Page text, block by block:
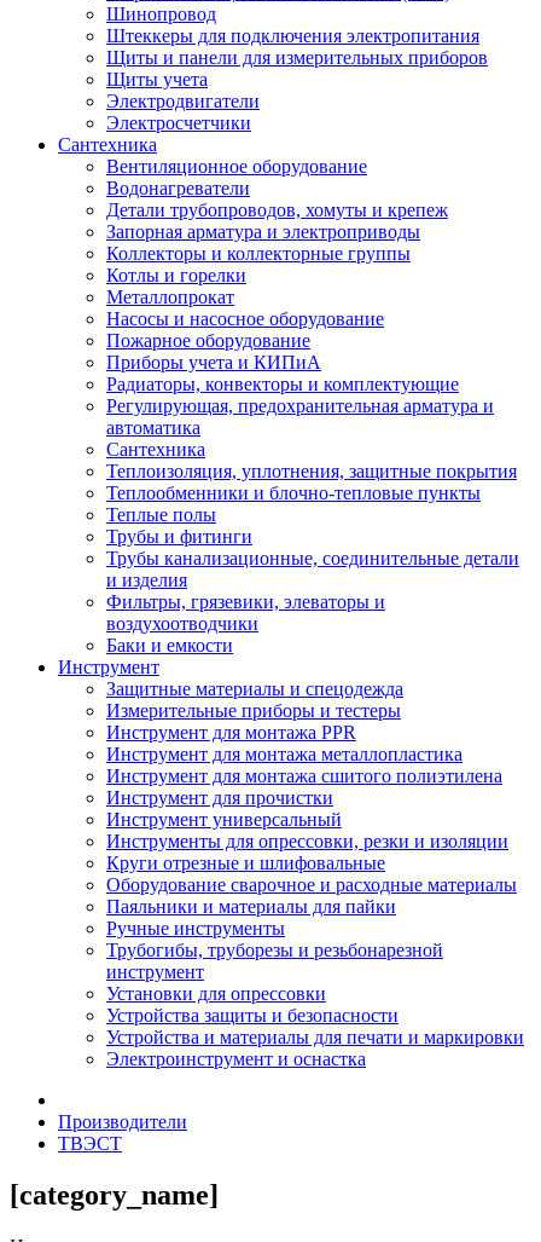
Шинопровод
Штеккеры для подключения электропитания
Щиты и панели для измерительных приборов
Щиты учета
Электродвигатели
Электросчетчики
Сантехника
Вентиляционное оборудование
Водонагреватели
Детали трубопроводов, хомуты и крепеж
Запорная арматура и электроприводы
Коллекторы и коллекторные группы
Котлы и горелки
Металлопрокат
Насосы и насосное оборудование
Пожарное оборудование
Приборы учета и КИПиА
Радиаторы, конвекторы и комплектующие
Регулирующая, предохранительная арматура и
автоматика
Сантехника
Теплоизоляция, уплотнения, защитные покрытия
Теплообменники и блочно-тепловые пункты
Теплые полы
Трубы и фитинги
Трубы канализационные, соединительные детали
и изделия
Фильтры, грязевики, элеваторы и
воздухоотводчики
Баки и емкости
Инструмент
Защитные материалы и спецодежда
Измерительные приборы и тестеры
Инструмент для монтажа PPR
Инструмент для монтажа металлопластика
Инструмент для монтажа сшитого полиэтилена
Инструмент для прочистки
Инструмент универсальный
Инструменты для опрессовки, резки и изоляции
Круги отрезные и шлифовальные
Оборудование сварочное и расходные материалы
Паяльники и материалы для пайки
Ручные инструменты
Трубогибы, труборезы и резьбонарезной
инструмент
Установки для опрессовки
Устройства защиты и безопасности
Устройства и материалы для печати и маркировки
Электроинструмент и оснастка
Производители
ТВЭСТ
[category_name]